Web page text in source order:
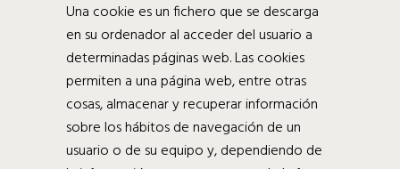
Una cookie es un fichero que se descarga
en su ordenador al acceder del usuario a
determinadas páginas web. Las cookies
permiten a una página web, entre otras
cosas, almacenar y recuperar información
sobre los hábitos de navegación de un
usuario o de su equipo y, dependiendo de